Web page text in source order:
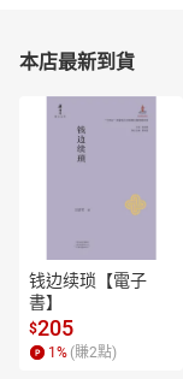
本店最新到貨
钱边续琐【電子
書】
$205
1 % (賺2點)